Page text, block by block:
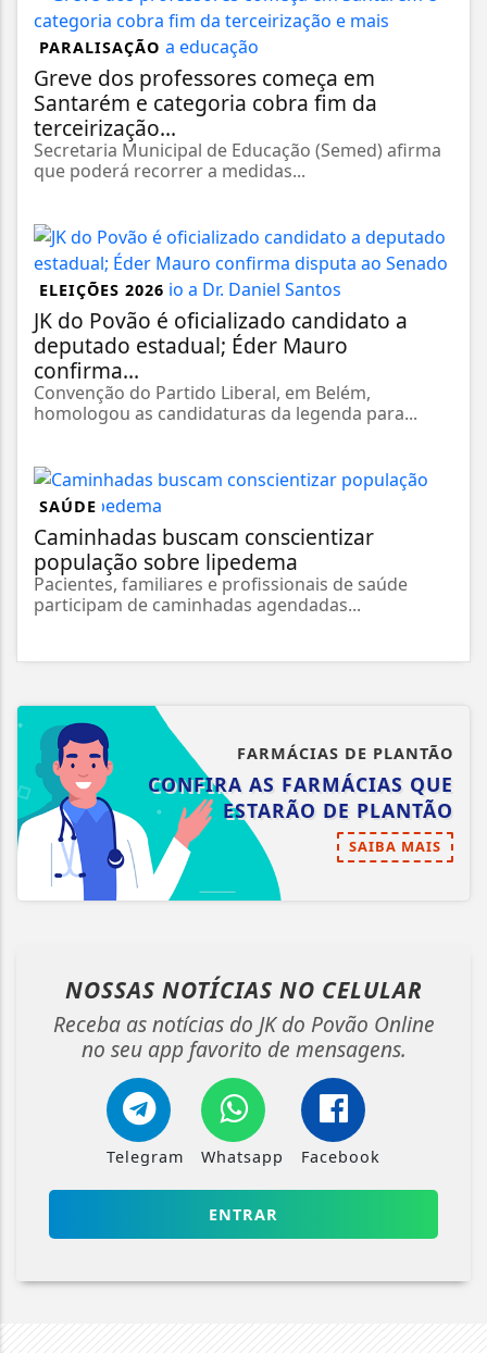
PARALISAÇÃO
Greve dos professores começa em
Santarém e categoria cobra fim da
terceirização...
Secretaria Municipal de Educação (Semed) afirma
que poderá recorrer a medidas...
ELEIÇÕES 2026
JK do Povão é oficializado candidato a
deputado estadual; Éder Mauro
confirma...
Convenção do Partido Liberal, em Belém,
homologou as candidaturas da legenda para...
SAÚDE
Caminhadas buscam conscientizar
população sobre lipedema
Pacientes, familiares e profissionais de saúde
participam de caminhadas agendadas...
FARMÁCIAS DE PLANTÃO
CONFIRA AS FARMÁCIAS QUE
ESTARÃO DE PLANTÃO
SAIBA MAIS
NOSSAS NOTÍCIAS NO CELULAR
Receba as notícias do JK do Povão Online
no seu app favorito de mensagens.
Telegram Whatsapp Facebook
ENTRAR